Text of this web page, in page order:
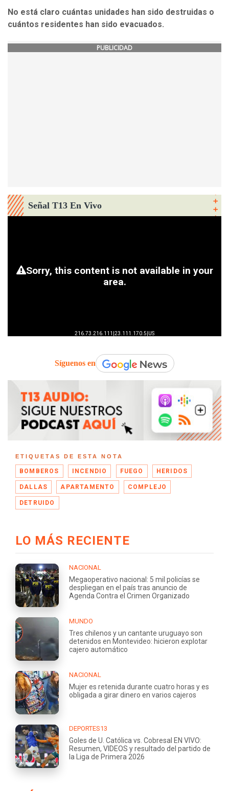
No está claro cuántas unidades han sido destruidas o
cuántos residentes han sido evacuados.
PUBLICIDAD
Señal T13 En Vivo
Síguenos en
ETIQUETAS DE ESTA NOTA
BOMBEROS INCENDIO FUEGO HERIDOS
DALLAS APARTAMENTO COMPLEJO
DETRUIDO
LO MÁS RECIENTE
NACIONAL
Megaoperativo nacional: 5 mil policías se
despliegan en el país tras anuncio de
Agenda Contra el Crimen Organizado
MUNDO
Tres chilenos y un cantante uruguayo son
detenidos en Montevideo: hicieron explotar
cajero automático
NACIONAL
Mujer es retenida durante cuatro horas y es
obligada a girar dinero en varios cajeros
DEPORTES13
Goles de U. Católica vs. Cobresal EN VIVO:
Resumen, VIDEOS y resultado del partido de
la Liga de Primera 2026